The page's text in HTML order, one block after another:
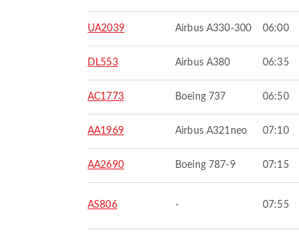
UA2039 Airbus A330-300 06:00
DL553 Airbus A380 06:35
AC1773 Boeing 737 06:50
AA1969 Airbus A321neo 07:10
AA2690 Boeing 787-9 07:15
AS806 - 07:55